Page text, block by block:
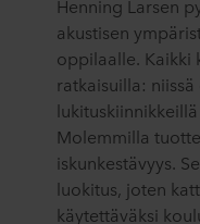
Henning Larsen
akustisen
oppilaalle. Kaikki
ratkaisuilla:
Molemmilla
iskunkestävyys.
luokitus, joten
käytettäväksi